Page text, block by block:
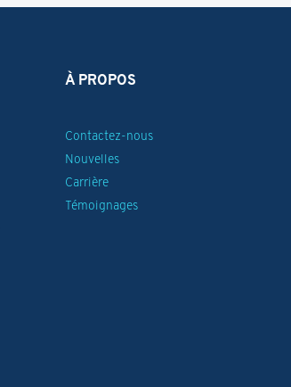
À PROPOS
Contactez-nous
Nouvelles
Carrière
Témoignages